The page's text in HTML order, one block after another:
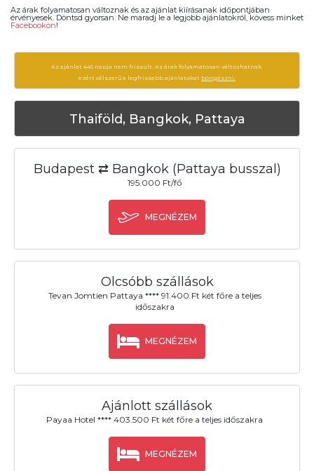
Az árak folyamatosan változnak és az ajánlat kiírásanak időpontjában
érvényesek. Döntsd gyorsan. Ne maradj le a legjobb ajánlatokról, kövess minket
Facebookon!
Az ajánlat 445 napja nem frissült. Az árak folyamatosan változhatnak,
ezért célszerű a legfrissebb ajánlatokat böngészni.
Thaiföld, Bangkok, Pattaya
Budapest ⇄ Bangkok (Pattaya busszal)
195.000 Ft/fő
MEGNÉZEM
Olcsóbb szállások
Tevan Jomtien Pattaya **** 91.400 Ft két főre a teljes
időszakra
MEGNÉZEM
Ajánlott szállások
Payaa Hotel **** 403.500 Ft két főre a teljes időszakra
MEGNÉZEM